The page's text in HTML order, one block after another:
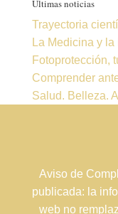
Últimas noticias
Trayectoria
La Medicina y la
Fotoprotección,
Comprender
Salud. Belleza.
Aviso de
publicada: la
web no